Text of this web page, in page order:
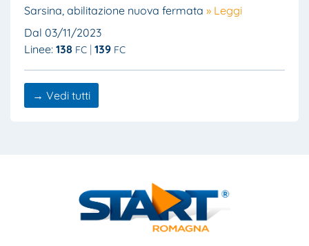
Sarsina, abilitazione nuova fermata » Leggi
Dal 03/11/2023
Linee: 138 FC 139 FC
→ Vedi tutti